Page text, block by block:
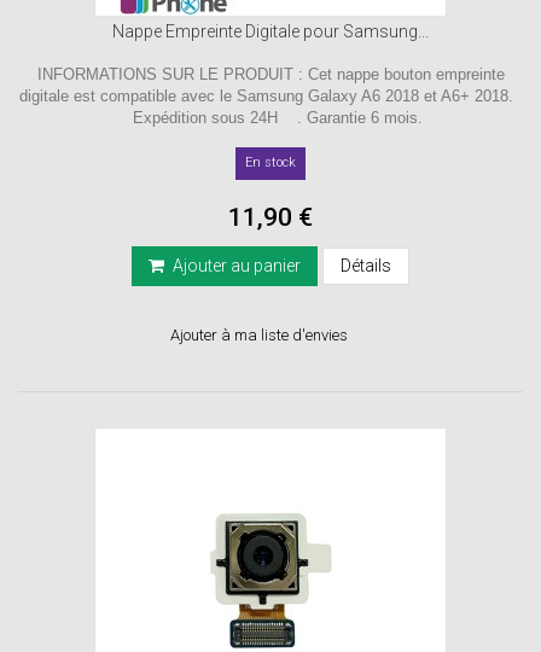
Nappe Empreinte Digitale pour Samsung...
INFORMATIONS SUR LE PRODUIT : Cet nappe bouton empreinte
digitale est compatible avec le Samsung Galaxy A6 2018 et A6+ 2018.
Expédition sous 24H . Garantie 6 mois.
En stock
11,90 €
Ajouter au panier Détails
Ajouter à ma liste d'envies